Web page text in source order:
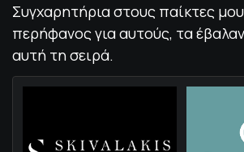
Συγχαρητήρια στους παίκτες
περήφανος για αυτούς, τα
αυτή τη σειρά.